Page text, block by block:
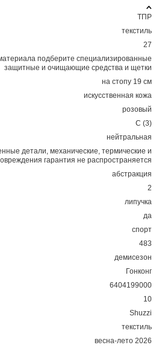
ТПР
текстиль
27
подберите специализированные
защитные и очищающие средства и щетки
на стопу 19 см
искусственная кожа
розовый
С (3)
нейтральная
детали, механические, термические и
гарантия не распространяется
абстракция
2
липучка
да
спорт
483
демисезон
Гонконг
6404199000
10
Shuzzi
текстиль
весна-лето 2026